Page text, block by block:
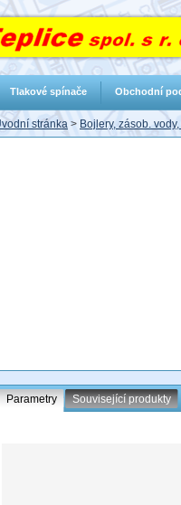
stránka > Bojlery, zásob.
Parametry Související produkty
Tlakové spínače Obchodní